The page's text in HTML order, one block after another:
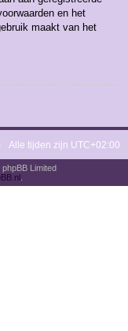
en het
maakt van het
Alle tijden zijn UTC+02:00
Limited